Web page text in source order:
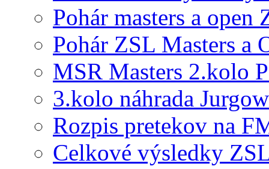
Pohár masters a
Pohár ZSL Masters
MSR Masters 2.kolo
3.kolo náhrada
Rozpis pretekov na
Celkové výsledky